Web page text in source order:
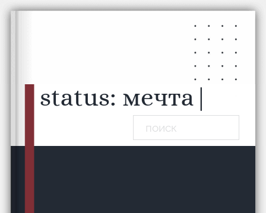
Перейти к основному содержанию
Перейти к нижнему колонтитулу
status: читаю...
Поиск